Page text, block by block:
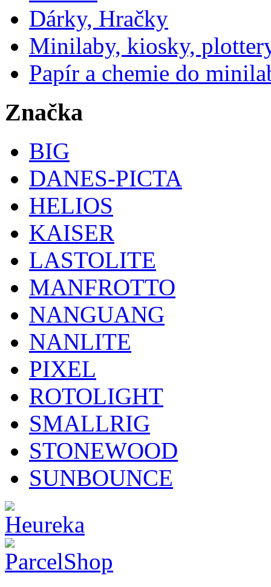
Dárky, Hračky
Minilaby, kiosky,
Papír a chemie do
Značka
BIG
DANES-PICTA
HELIOS
KAISER
LASTOLITE
MANFROTTO
NANGUANG
NANLITE
PIXEL
ROTOLIGHT
SMALLRIG
STONEWOOD
SUNBOUNCE